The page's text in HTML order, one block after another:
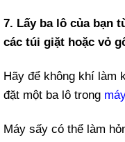
7. Lấy ba lô của bạn
các túi giặt hoặc vỏ
Hãy để không khí làm
đặt một ba lô trong
Máy sấy có thể làm